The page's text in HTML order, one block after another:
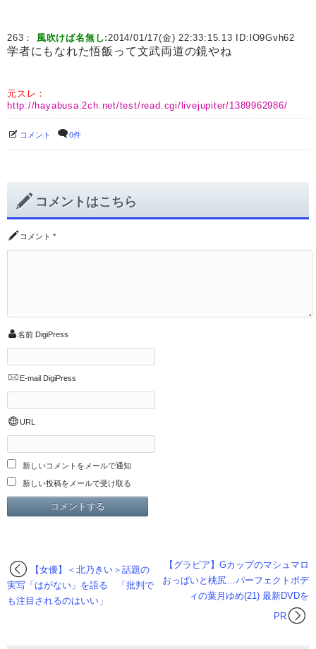
263： 風吹けば名無し:2014/01/17(金) 22:33:15.13 ID: lO9Gvh62
学者にもなれた悟飯って文武両道の鏡やね
元スレ：
http://hayabusa.2ch.net/test/read.cgi/livejupiter/1389962986/
コメント 0件
コメントはこちら
コメント *
名前 DigiPress
E-mail DigiPress
URL
新しいコメントをメールで通知
新しい投稿をメールで受け取る
【グラビア】Gカップのマシュマロ
おっぱいと桃尻…パーフェクトボデ
ィの葉月ゆめ(21) 最新DVDを
PR
【女優】＜北乃きい＞話題の
実写「はがない」を語る 「批判で
も注目されるのはいい」